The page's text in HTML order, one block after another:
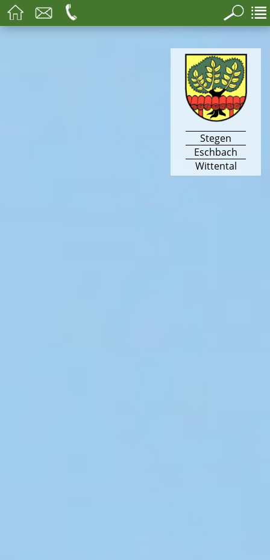
Stegen
Eschbach
Wittental